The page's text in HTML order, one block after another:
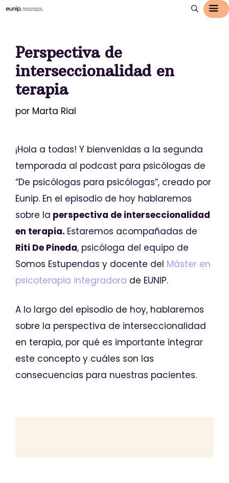
Perspectiva de
interseccionalidad en
terapia
por Marta Rial
¡Hola a todas! Y bienvenidas a la segunda
temporada al podcast para psicólogas de
“De psicólogas para psicólogas”, creado por
Eunip. En el episodio de hoy hablaremos
sobre la perspectiva de interseccionalidad
en terapia. Estaremos acompañadas de
Riti De Pineda, psicóloga del equipo de
Somos Estupendas y docente del Máster en
psicoterapia integradora de EUNIP.
A lo largo del episodio de hoy, hablaremos
sobre la perspectiva de interseccionalidad
en terapia, por qué es importante integrar
este concepto y cuáles son las
consecuencias para nuestras pacientes.